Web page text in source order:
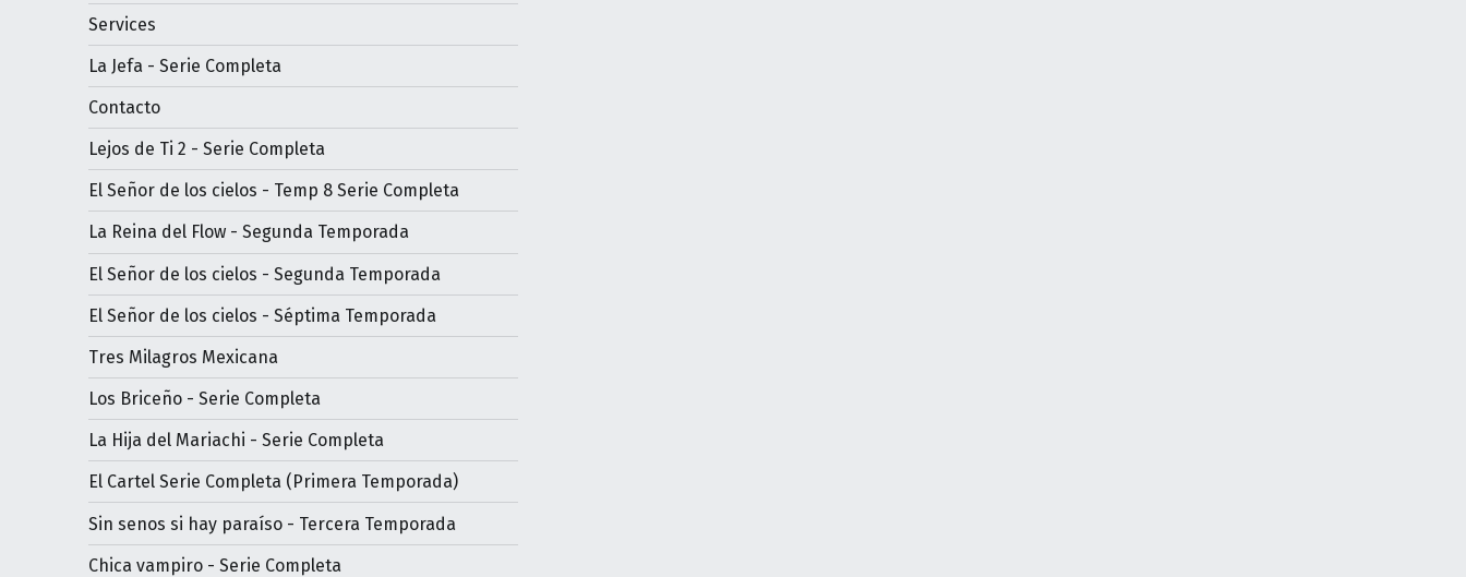
Services
La Jefa - Serie Completa
Contacto
Lejos de Ti 2 - Serie Completa
El Señor de los cielos - Temp 8 Serie Completa
La Reina del Flow - Segunda Temporada
El Señor de los cielos - Segunda Temporada
El Señor de los cielos - Séptima Temporada
Tres Milagros Mexicana
Los Briceño - Serie Completa
La Hija del Mariachi - Serie Completa
El Cartel Serie Completa (Primera Temporada)
Sin senos si hay paraíso - Tercera Temporada
Chica vampiro - Serie Completa